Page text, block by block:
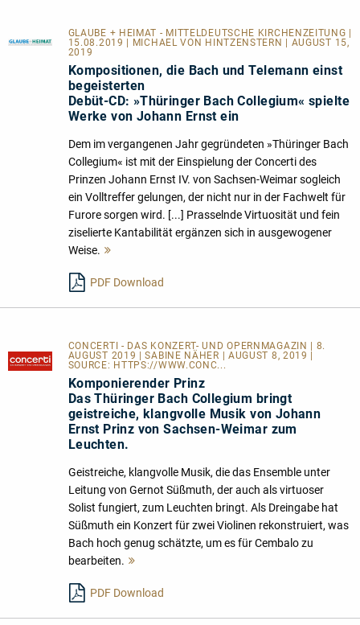
GLAUBE + HEIMAT - MITTELDEUTSCHE KIRCHENZEITUNG |
15.08.2019 | MICHAEL VON HINTZENSTERN | AUGUST 15,
2019
Kompositionen, die Bach und Telemann einst
begeisterten
Debüt-CD: »Thüringer Bach Collegium« spielte
Werke von Johann Ernst ein
Dem im vergangenen Jahr gegründeten »Thüringer Bach
Collegium« ist mit der Einspielung der Concerti des
Prinzen Johann Ernst IV. von Sachsen-Weimar sogleich
ein Volltreffer gelungen, der nicht nur in der Fachwelt für
Furore sorgen wird. [...] Prasselnde Virtuosität und fein
ziselierte Kantabilität ergänzen sich in ausgewogener
Weise.
PDF Download
CONCERTI - DAS KONZERT- UND OPERNMAGAZIN | 8.
AUGUST 2019 | SABINE NÄHER | AUGUST 8, 2019 |
SOURCE: HTTPS://WWW.CONC...
Komponierender Prinz
Das Thüringer Bach Collegium bringt
geistreiche, klangvolle Musik von Johann
Ernst Prinz von Sachsen-Weimar zum
Leuchten.
Geistreiche, klangvolle Musik, die das Ensemble unter
Leitung von Gernot Süßmuth, der auch als virtuoser
Solist fungiert, zum Leuchten bringt. Als Dreingabe hat
Süßmuth ein Konzert für zwei Violinen rekonstruiert, was
Bach hoch genug schätzte, um es für Cembalo zu
bearbeiten.
PDF Download